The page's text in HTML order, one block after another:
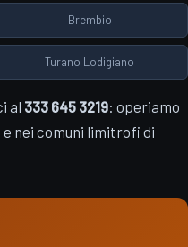
Brembio
Turano Lodigiano
al 333 645 3219: operiamo
nei comuni limitrofi di